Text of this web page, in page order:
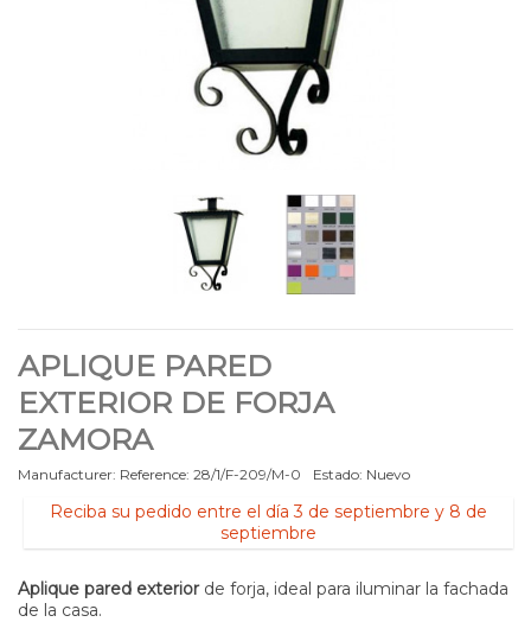
APLIQUE PARED
EXTERIOR DE FORJA
ZAMORA
Manufacturer: Reference: 28/1/F-209/M-0 Estado: Nuevo
Reciba su pedido entre el día 3 de septiembre y 8 de
septiembre
Aplique pared exterior de forja, ideal para iluminar la fachada
de la casa.